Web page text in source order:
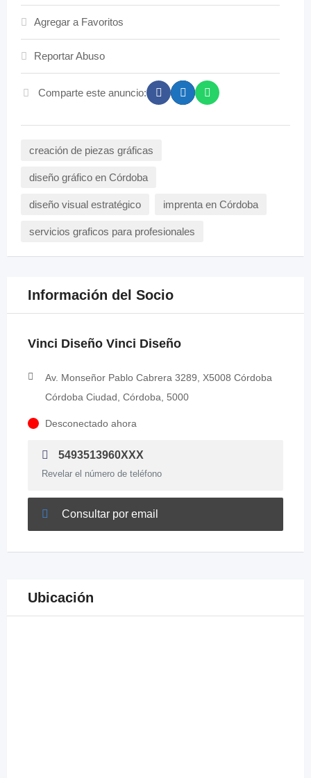
Agregar a Favoritos
Reportar Abuso
Comparte este anuncio:
creación de piezas gráficas
diseño gráfico en Córdoba
diseño visual estratégico imprenta en Córdoba
servicios graficos para profesionales
Información del Socio
Vinci Diseño Vinci Diseño
Av. Monseñor Pablo Cabrera 3289, X5008 Córdoba
Córdoba Ciudad, Córdoba, 5000
Desconectado ahora
5493513960XXX
Revelar el número de teléfono
Consultar por email
Ubicación